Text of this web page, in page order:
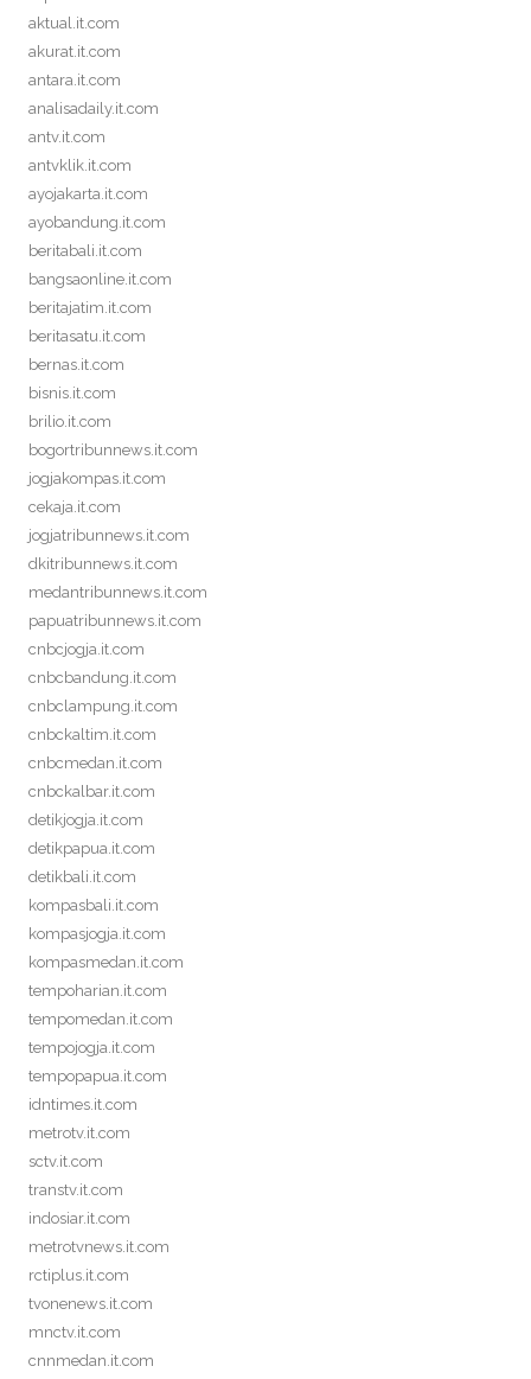
aktual.it.com
akurat.it.com
antara.it.com
analisadaily.it.com
antv.it.com
antvklik.it.com
ayojakarta.it.com
ayobandung.it.com
beritabali.it.com
bangsaonline.it.com
beritajatim.it.com
beritasatu.it.com
bernas.it.com
bisnis.it.com
brilio.it.com
bogortribunnews.it.com
jogjakompas.it.com
cekaja.it.com
jogjatribunnews.it.com
dkitribunnews.it.com
medantribunnews.it.com
papuatribunnews.it.com
cnbcjogja.it.com
cnbcbandung.it.com
cnbclampung.it.com
cnbckaltim.it.com
cnbcmedan.it.com
cnbckalbar.it.com
detikjogja.it.com
detikpapua.it.com
detikbali.it.com
kompasbali.it.com
kompasjogja.it.com
kompasmedan.it.com
tempoharian.it.com
tempomedan.it.com
tempojogja.it.com
tempopapua.it.com
idntimes.it.com
metrotv.it.com
sctv.it.com
transtv.it.com
indosiar.it.com
metrotvnews.it.com
rctiplus.it.com
tvonenews.it.com
mnctv.it.com
cnnmedan.it.com